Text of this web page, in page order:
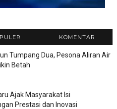
KOMENTAR
Tumpang Dua, Pesona Aliran Air
Betah
Ajak Masyarakat Isi
Prestasi dan Inovasi